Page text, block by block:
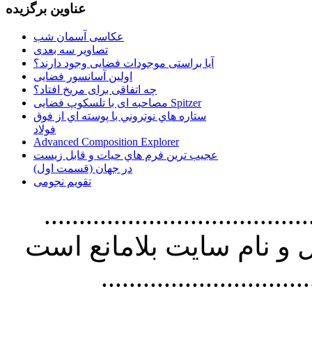
عناوین برگزیده
عکاسی آسمان شب
تصاویر سه بعدی
آیا براستی موجودات فضایی وجود دارند؟
اولین آسانسور فضایی
چه اتفاقی برای مریخ افتاد؟
مصاحبه ای با تلسکوپ فضایی Spitzer
ستاره هاي نوتروني با پوسته اي از فوق
فولاد
Advanced Composition Explorer
عجیب ترین فرم هاي حيات و قابل زيست
در جهان (قسمت اول)
تقویم نجومی
استفاده از
نام سايت بلامانع است